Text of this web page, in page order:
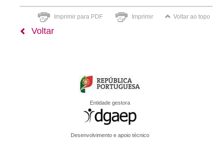
Imprimir para PDF Imprimir Voltar ao topo
Voltar
Entidade gestora
Desenvolvimento e apoio técnico